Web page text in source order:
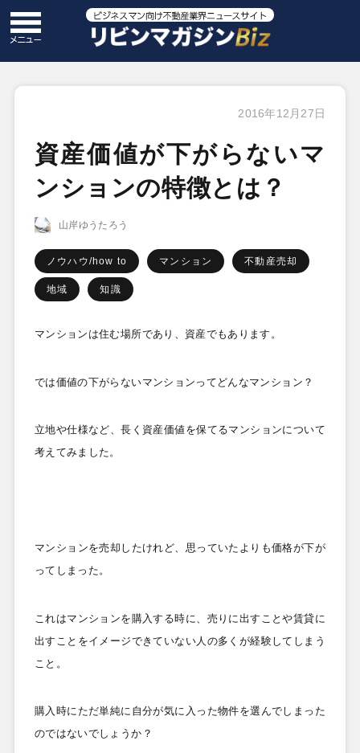
2016年12月27日
資産価値が下がらないマ
ンションの特徴とは？
山岸ゆうたろう
ノウハウ/how to マンション 不動産売却
地域 知識
マンションは住む場所であり、資産でもあります。
では価値の下がらないマンションってどんなマンション？
立地や仕様など、長く資産価値を保てるマンションについて
考えてみました。
マンションを売却したけれど、思っていたよりも価格が下が
ってしまった。
これはマンションを購入する時に、売りに出すことや賃貸に
出すことをイメージできていない人の多くが経験してしまう
こと。
購入時にただ単純に自分が気に入った物件を選んでしまった
のではないでしょうか？